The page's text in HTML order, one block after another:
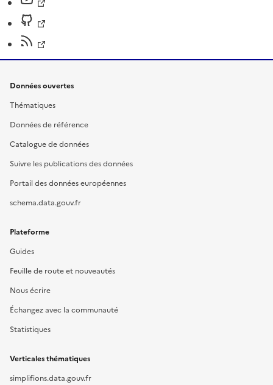
Données ouvertes
Thématiques
Données de référence
Catalogue de données
Suivre les publications des données
Portail des données européennes
schema.data.gouv.fr
Plateforme
Guides
Feuille de route et nouveautés
Nous écrire
Échangez avec la communauté
Statistiques
Verticales thématiques
simplifions.data.gouv.fr